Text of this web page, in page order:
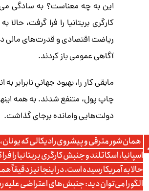
این به چه معناست؟ به سادگی
کارگری بریتانیا را فرا گرفت،
آگاهی عمومی باز کردند.
مابقی کار را، بهبود جهانیِ نابرابر
چاپ پول، متنفع شدند. به همه
دولت‌هایی وامانده برجای گذاشت.
همان شور مترقی و پیشروی رادیکالی که یونان،
اسپانیا، اسکاتلند و جنبش کارگری بریتانیا را
حالا به آمریکا رسیده است. در اینجا نیز دقیقاً
الگو را می‌توان دید: جنبش‌های اعتراضی